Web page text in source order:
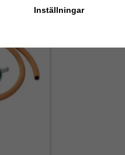
Inställningar